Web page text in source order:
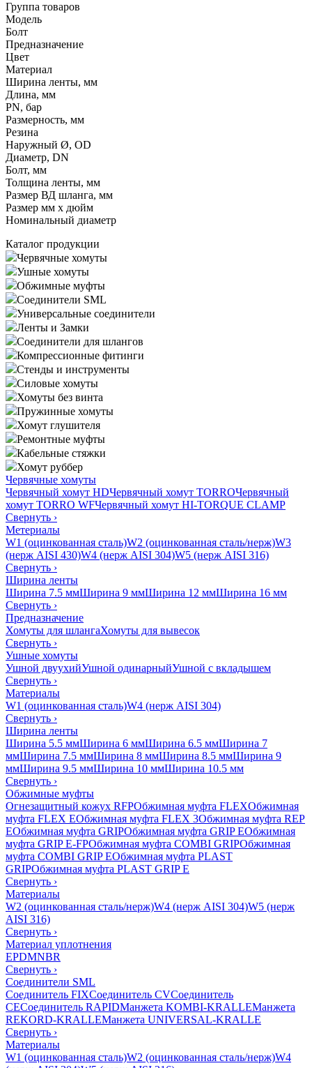
Группа товаров
Модель
Болт
Предназначение
Цвет
Материал
Ширина ленты, мм
Длина, мм
PN, бар
Размерность, мм
Резина
Наружный Ø, OD
Диаметр, DN
Болт, мм
Толщина ленты, мм
Размер ВД шланга, мм
Размер мм x дюйм
Номинальный диаметр
Каталог продукции
Червячные хомуты
Ушные хомуты
Обжимные муфты
Соединители SML
Универсальные соединители
Ленты и Замки
Соединители для шлангов
Компрессионные фитинги
Стенды и инструменты
Силовые хомуты
Хомуты без винта
Пружинные хомуты
Хомут глушителя
Ремонтные муфты
Кабельные стяжки
Хомут руббер
Червячные хомуты
Червячный хомут HDЧервячный хомут TORROЧервячный
хомут TORRO WFЧервячный хомут HI-TORQUE CLAMP
Свернуть ›
Метериалы
W1 (оцинкованная сталь)W2 (оцинкованная сталь/нерж)W3
(нерж AISI 430)W4 (нерж AISI 304)W5 (нерж AISI 316)
Свернуть ›
Ширина ленты
Ширина 7.5 ммШирина 9 ммШирина 12 ммШирина 16 мм
Свернуть ›
Предназначение
Хомуты для шлангаХомуты для вывесок
Свернуть ›
Ушные хомуты
Ушной двуухийУшной одинарныйУшной с вкладышем
Свернуть ›
Материалы
W1 (оцинкованная сталь)W4 (нерж AISI 304)
Свернуть ›
Ширина ленты
Ширина 5.5 ммШирина 6 ммШирина 6.5 ммШирина 7
ммШирина 7.5 ммШирина 8 ммШирина 8.5 ммШирина 9
ммШирина 9.5 ммШирина 10 ммШирина 10.5 мм
Свернуть ›
Обжимные муфты
Огнезащитный кожух RFPОбжимная муфта FLEXОбжимная
муфта FLEX EОбжимная муфта FLEX 3Обжимная муфта REP
EОбжимная муфта GRIPОбжимная муфта GRIP EОбжимная
муфта GRIP E-FPОбжимная муфта COMBI GRIPОбжимная
муфта COMBI GRIP EОбжимная муфта PLAST
GRIPОбжимная муфта PLAST GRIP E
Свернуть ›
Материалы
W2 (оцинкованная сталь/нерж)W4 (нерж AISI 304)W5 (нерж
AISI 316)
Свернуть ›
Материал уплотнения
EPDMNBR
Свернуть ›
Соединители SML
Соединитель FIXСоединитель CVСоединитель
CEСоединитель RAPIDМанжета KOMBI-KRALLEМанжета
REKORD-KRALLEМанжета UNIVERSAL-KRALLE
Свернуть ›
Материалы
W1 (оцинкованная сталь)W2 (оцинкованная сталь/нерж)W4